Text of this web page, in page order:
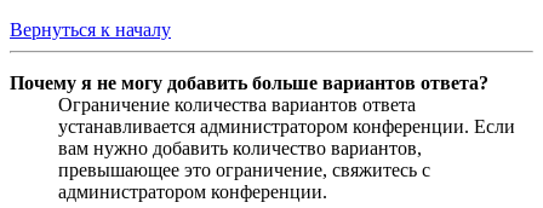
Вернуться к началу
Почему я не могу добавить больше вариантов ответа?
Ограничение количества вариантов ответа
устанавливается администратором конференции. Если
вам нужно добавить количество вариантов,
превышающее это ограничение, свяжитесь с
администратором конференции.